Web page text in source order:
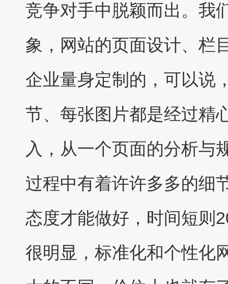
竞争对手中脱颖而出。我
象，网站的页面设计、栏
企业量身定制的，可以说
节、每张图片都是经过精
入，从一个页面的分析与
过程中有着许许多多的细
态度才能做好，时间短则
很明显，标准化和个性化